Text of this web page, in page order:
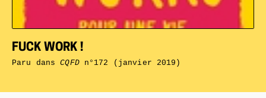
FUCK WORK !
Paru dansCQFDn°172 (janvier 2019)